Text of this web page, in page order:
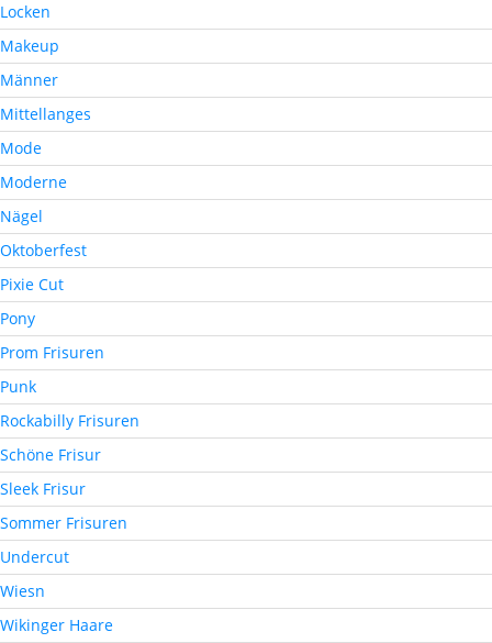
Locken
Makeup
Männer
Mittellanges
Mode
Moderne
Nägel
Oktoberfest
Pixie Cut
Pony
Prom Frisuren
Punk
Rockabilly Frisuren
Schöne Frisur
Sleek Frisur
Sommer Frisuren
Undercut
Wiesn
Wikinger Haare